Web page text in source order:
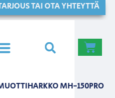
TAI OTA YHTEYTTÄ
MH-150PRO